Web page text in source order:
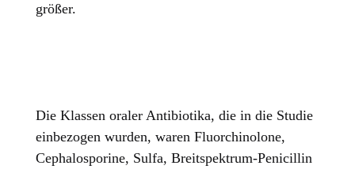
größer.
Die Klassen oraler Antibiotika, die in die Studie
einbezogen wurden, waren Fluorchinolone,
Cephalosporine, Sulfa, Breitspektrum-Penicillin